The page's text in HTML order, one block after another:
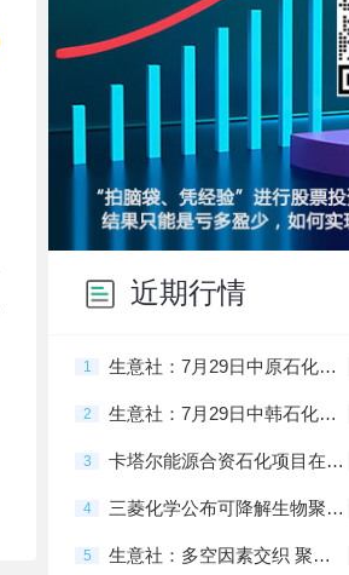
近期行情
1 生意社：7月29日中原石化PE装置动态
2 生意社：7月29日中韩石化PE装置动态
3 卡塔尔能源合资石化项目在拉斯拉凡投建
4 三菱化学公布可降解生物聚酯树脂新材料
5 生意社：多空因素交织 聚乙烯高位震荡